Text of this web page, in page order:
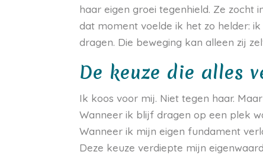
haar eigen groei tegenhield. Ze zocht
dat moment voelde ik het zo helder:
dragen. Die beweging kan alleen zij
De keuze die alles
Ik koos voor mij. Niet tegen haar.
Wanneer ik blijf dragen op een plek
Wanneer ik mijn eigen fundament
Deze keuze verdiepte mijn